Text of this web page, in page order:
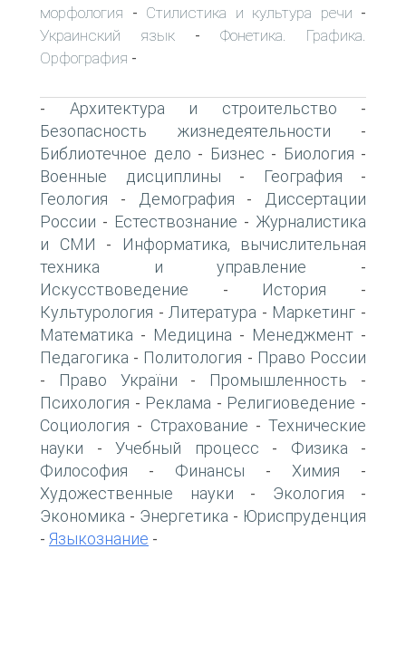
морфология - Стилистика и культура речи -
Украинский язык - Фонетика. Графика.
Орфография -
- Архитектура и строительство -
Безопасность жизнедеятельности -
Библиотечное дело - Бизнес - Биология -
Военные дисциплины - География -
Геология - Демография -
Диссертации
России - Естествознание - Журналистика
и СМИ -
Информатика, вычислительная
техника и управление -
Искусствоведение - История -
Культурология - Литература - Маркетинг -
Математика - Медицина - Менеджмент -
Педагогика - Политология - Право России
- Право України - Промышленность -
Психология - Реклама - Религиоведение -
Социология - Страхование - Технические
науки - Учебный процесс - Физика -
Философия - Финансы - Химия -
Художественные науки - Экология -
Экономика - Энергетика - Юриспруденция
- Языкознание -